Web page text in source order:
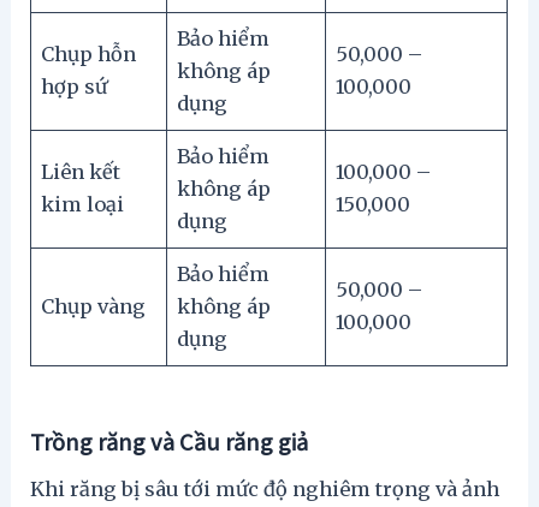
Chụp hỗn
hợp sứ
Bảo hiểm
không áp
dụng
50,000 –
100,000
Liên kết
kim loại
Bảo hiểm
không áp
dụng
100,000 –
150,000
Chụp vàng
Bảo hiểm
không áp
dụng
50,000 –
100,000
Trồng răng và Cầu răng giả
Khi răng bị sâu tới mức độ nghiêm trọng và ảnh